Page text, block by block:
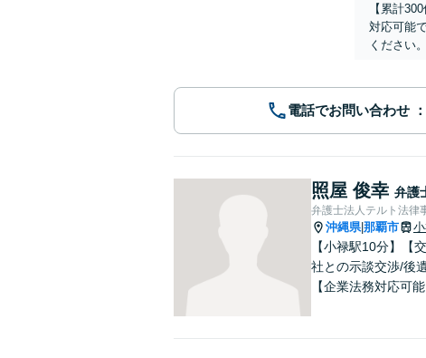
【累計
対応可能
ください。
電話でお問い合わせ
照屋 俊幸 弁護
弁護士法人テルト法律
沖縄県|那覇市
【小禄駅10分】【
社との示談交渉/後
【企業法務対応可能